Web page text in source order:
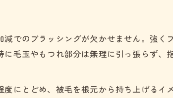
でのブラッシングが欠かせません。強
毛玉やもつれ部分は無理に引っ張らず、
にとどめ、被毛を根元から持ち上げるイ